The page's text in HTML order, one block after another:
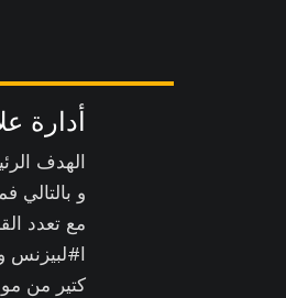
أدارة
الهدف
و بالتالي
مع تعدد
ا#لبيزنس
كتير من